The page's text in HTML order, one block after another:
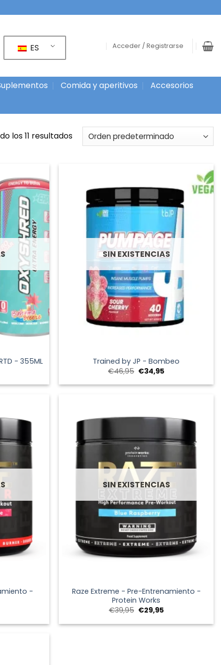
ES Acceder / Registrarse
Comida y aperitivos
Accesorios
los 11 resultados
- 355ML
SIN EXISTENCIAS
Trained by JP - Bombeo
€46,95 El
precio
original
€34,95El
actual
-
SIN EXISTENCIAS
Raze Extreme - Pre-Entrenamiento -
Protein Works
€39,95 El
precio
original
€29,95El
actual